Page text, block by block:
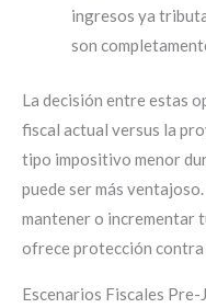
ingresos ya
son
La decisión entre estas
fiscal actual versus la
tipo impositivo menor
puede ser más
mantener o incrementar
ofrece protección contra
Escenarios Fiscales Pre-